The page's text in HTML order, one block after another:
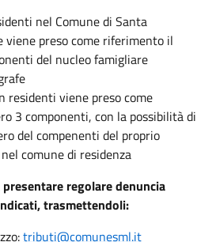
nel Comune di Santa
viene preso come riferimento il
del nucleo famigliare
residenti viene preso come
3 componenti, con la possibilità di
del compenenti del proprio
comune di residenza
regolare denuncia
trasmettendoli:
tributi@comunesml.it